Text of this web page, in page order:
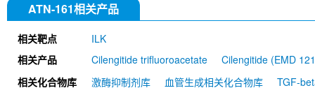
ATN-161相关产品
相关靶点
ILK
相关产品
Cilengitide trifluoroacetate
Cilengitide (EMD
OSU-T315
A286982 GLPG0187
相关化合物库 激酶抑制剂库 血管生成相关化合物库 TGF-